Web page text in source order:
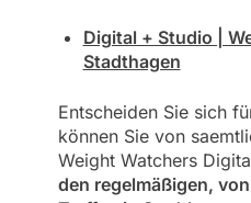
Digital + Studio |
Stadthagen
Entscheiden Sie sich
können Sie von
Weight Watchers
den regelmäßigen,